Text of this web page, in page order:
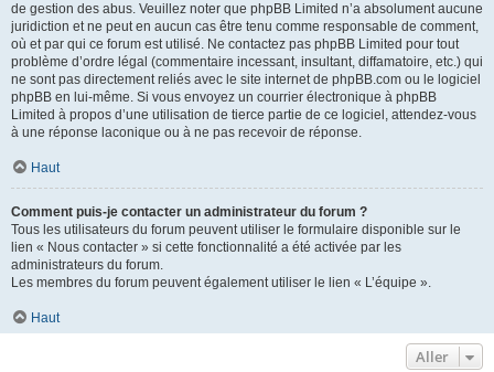
de gestion des abus. Veuillez noter que phpBB Limited n’a absolument aucune
juridiction et ne peut en aucun cas être tenu comme responsable de comment,
où et par qui ce forum est utilisé. Ne contactez pas phpBB Limited pour tout
problème d’ordre légal (commentaire incessant, insultant, diffamatoire, etc.) qui
ne sont pas directement reliés avec le site internet de phpBB.com ou le logiciel
phpBB en lui-même. Si vous envoyez un courrier électronique à phpBB
Limited à propos d’une utilisation de tierce partie de ce logiciel, attendez-vous
à une réponse laconique ou à ne pas recevoir de réponse.
Haut
Comment puis-je contacter un administrateur du forum ?
Tous les utilisateurs du forum peuvent utiliser le formulaire disponible sur le
lien « Nous contacter » si cette fonctionnalité a été activée par les
administrateurs du forum.
Les membres du forum peuvent également utiliser le lien « L’équipe ».
Haut
Aller